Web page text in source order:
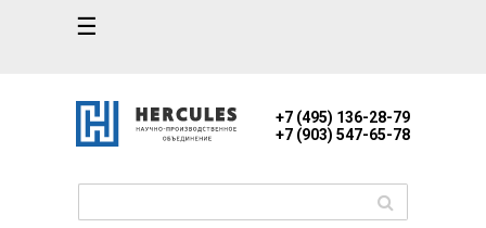
☰
+7 (495) 136-28-79
+7 (903) 547-65-78